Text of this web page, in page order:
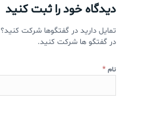
دیدگاه خود را ثبت کنید
تمایل دارید در گفتگوها شرکت کنید؟
در گفتگو ها شرکت کنید.
نام *